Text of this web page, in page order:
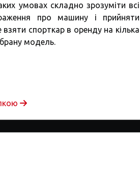
умовах складно зрозуміти всі
про машину і прийняти
спорткар в оренду на кілька
модель.